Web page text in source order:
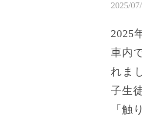
2025/
2025
車内
れま
子生
「触